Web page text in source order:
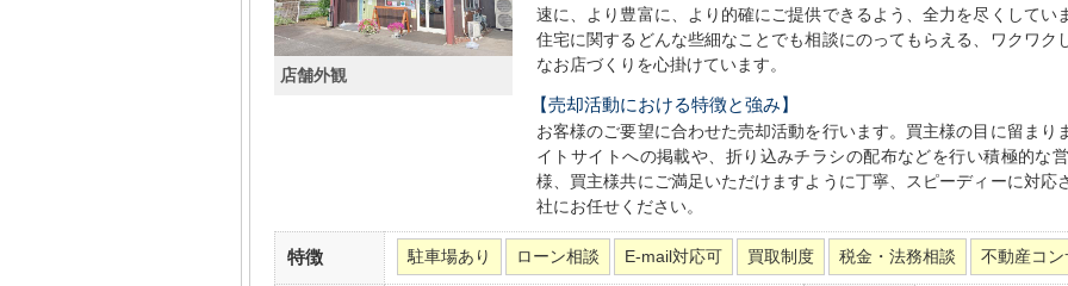
店舗外観
速に、より豊富に、より的確にご提供できるよう、全力を尽くしてい
住宅に関するどんな些細なことでも相談にのってもらえる、ワクワク
なお店づくりを心掛けています。
【売却活動における特徴と強み】
お客様のご要望に合わせた売却活動を行います。買主様の目に留まり
イトサイトへの掲載や、折り込みチラシの配布などを行い積極的な
様、買主様共にご満足いただけますように丁寧、スピーディーに対応
社にお任せください。
特徴 駐車場あり ローン相談 E-mail対応可 買取制度 税金・法務相談 不動産コ